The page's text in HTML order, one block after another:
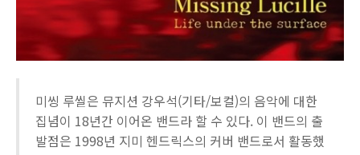
미씽 루씰은 뮤지션 강우석(기타/보컬)의 음악에 대한
집념이 18년간 이어온 밴드라 할 수 있다. 이 밴드의 출
발점은 1998년 지미 헨드릭스의 커버 밴드로서 활동했